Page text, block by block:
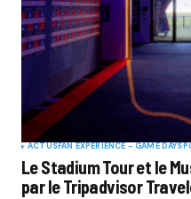
ACTUSFAN EXPERIENCE - GAME DAY
Le Stadium Tour et le
par le Tripadvisor